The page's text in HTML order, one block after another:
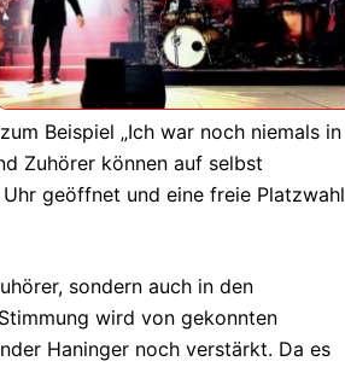
Beispiel „Ich war noch niemals in
Zuhörer können auf selbst
geöffnet und eine freie Platzwahl
sondern auch in den
wird von gekonnten
Haninger noch verstärkt. Da es